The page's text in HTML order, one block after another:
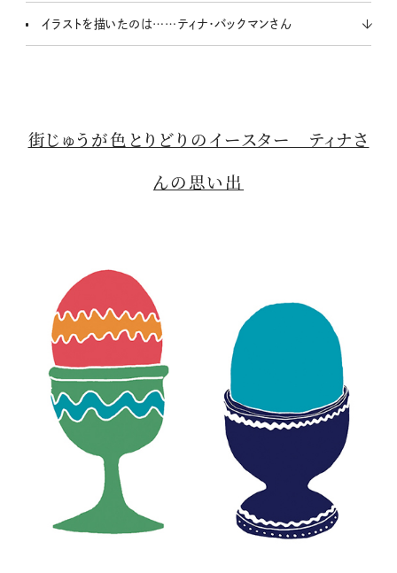
イラストを描いたのは……ティナ・バックマンさん
街じゅうが色とりどりのイースター ティナさ
んの思い出